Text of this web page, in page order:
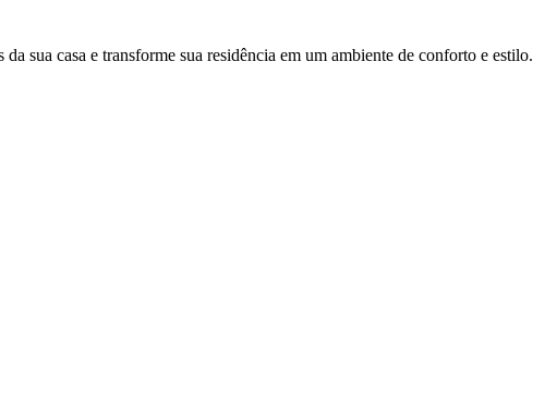
sua casa e transforme sua residência em um ambiente de conforto e estilo.